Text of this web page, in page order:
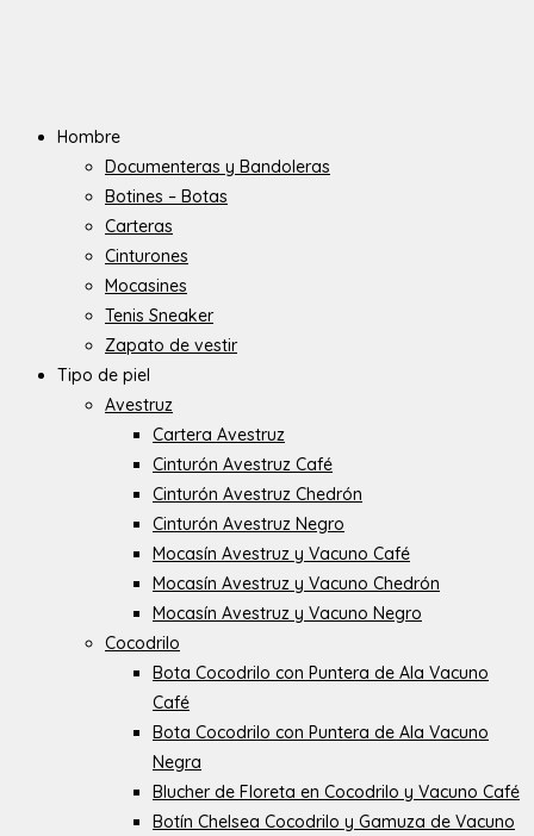
Hombre
Documenteras y Bandoleras
Botines – Botas
Carteras
Cinturones
Mocasines
Tenis Sneaker
Zapato de vestir
Tipo de piel
Avestruz
Cartera Avestruz
Cinturón Avestruz Café
Cinturón Avestruz Chedrón
Cinturón Avestruz Negro
Mocasín Avestruz y Vacuno Café
Mocasín Avestruz y Vacuno Chedrón
Mocasín Avestruz y Vacuno Negro
Cocodrilo
Bota Cocodrilo con Puntera de Ala Vacuno
Café
Bota Cocodrilo con Puntera de Ala Vacuno
Negra
Blucher de Floreta en Cocodrilo y Vacuno Café
Botín Chelsea Cocodrilo y Gamuza de Vacuno